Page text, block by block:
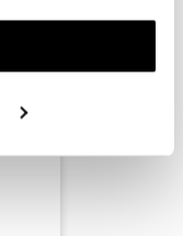
seus interesses
Pode gerir a